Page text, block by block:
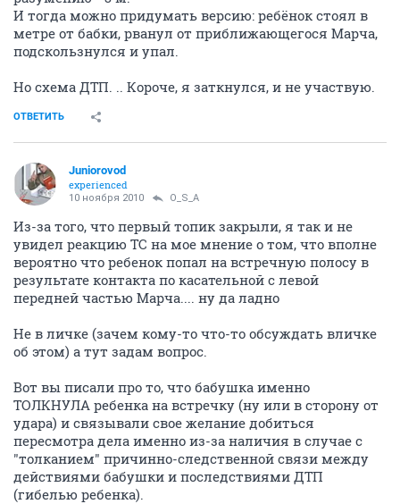
И тогда можно придумать версию: ребёнок стоял в
метре от бабки, рванул от приближающегося Марча,
подскользнулся и упал.
Но схема ДТП. .. Короче, я заткнулся, и не участвую.
ОТВЕТИТЬ
Juniorovod
experienced
10 ноября 2010 O_S_A
Из-за того, что первый топик закрыли, я так и не
увидел реакцию ТС на мое мнение о том, что вполне
вероятно что ребенок попал на встречную полосу в
результате контакта по касательной с левой
передней частью Марча.... ну да ладно
Не в личке (зачем кому-то что-то обсуждать вличке
об этом) а тут задам вопрос.
Вот вы писали про то, что бабушка именно
ТОЛКНУЛА ребенка на встречку (ну или в сторону от
удара) и связывали свое желание добиться
пересмотра дела именно из-за наличия в случае с
"толканием" причинно-следственной связи между
действиями бабушки и последствиями ДТП
(гибелью ребенка).